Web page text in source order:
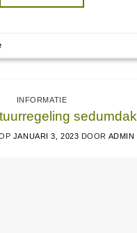
INFORMATIE
sedumdak
JANUARI 3, 2023 DOOR ADMIN